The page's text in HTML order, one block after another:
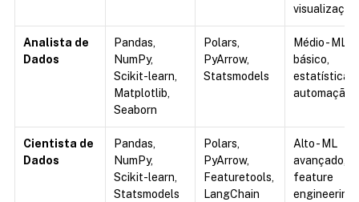
visualização
Analista de
Dados
Pandas,
NumPy,
Scikit-learn,
Matplotlib,
Seaborn
Polars,
PyArrow,
Statsmodels
Médio - ML
básico,
estatística,
automação
Cientista de
Dados
Pandas,
NumPy,
Scikit-learn,
Statsmodels
Polars,
PyArrow,
Featuretools,
LangChain
Alto - ML
avançado,
feature
engineering,